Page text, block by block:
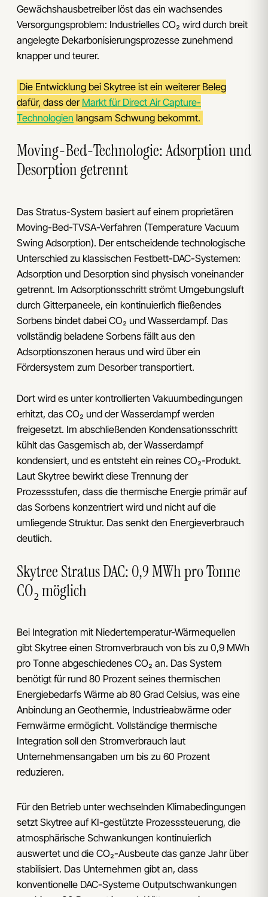
Gewächshausbetreiber löst das ein wachsendes
Versorgungsproblem: Industrielles CO₂ wird durch breit
angelegte Dekarbonisierungsprozesse zunehmend
knapper und teurer.
Die Entwicklung bei Skytree ist ein weiterer Beleg
dafür, dass der Markt für Direct Air Capture-
Technologien langsam Schwung bekommt.
Moving-Bed-Technologie: Adsorption und
Desorption getrennt
Das Stratus-System basiert auf einem proprietären
Moving-Bed-TVSA-Verfahren (Temperature Vacuum
Swing Adsorption). Der entscheidende technologische
Unterschied zu klassischen Festbett-DAC-Systemen:
Adsorption und Desorption sind physisch voneinander
getrennt. Im Adsorptionsschritt strömt Umgebungsluft
durch Gitterpaneele, ein kontinuierlich fließendes
Sorbens bindet dabei CO₂ und Wasserdampf. Das
vollständig beladene Sorbens fällt aus den
Adsorptionszonen heraus und wird über ein
Fördersystem zum Desorber transportiert.
Dort wird es unter kontrollierten Vakuumbedingungen
erhitzt, das CO₂ und der Wasserdampf werden
freigesetzt. Im abschließenden Kondensationsschritt
kühlt das Gasgemisch ab, der Wasserdampf
kondensiert, und es entsteht ein reines CO₂-Produkt.
Laut Skytree bewirkt diese Trennung der
Prozessstufen, dass die thermische Energie primär auf
das Sorbens konzentriert wird und nicht auf die
umliegende Struktur. Das senkt den Energieverbrauch
deutlich.
Skytree Stratus DAC: 0,9 MWh pro Tonne
CO₂ möglich
Bei Integration mit Niedertemperatur-Wärmequellen
gibt Skytree einen Stromverbrauch von bis zu 0,9 MWh
pro Tonne abgeschiedenes CO₂ an. Das System
benötigt für rund 80 Prozent seines thermischen
Energiebedarfs Wärme ab 80 Grad Celsius, was eine
Anbindung an Geothermie, Industrieabwärme oder
Fernwärme ermöglicht. Vollständige thermische
Integration soll den Stromverbrauch laut
Unternehmensangaben um bis zu 60 Prozent
reduzieren.
Für den Betrieb unter wechselnden Klimabedingungen
setzt Skytree auf KI-gestützte Prozesssteuerung, die
atmosphärische Schwankungen kontinuierlich
auswertet und die CO₂-Ausbeute das ganze Jahr über
stabilisiert. Das Unternehmen gibt an, dass
konventionelle DAC-Systeme Outputschwankungen